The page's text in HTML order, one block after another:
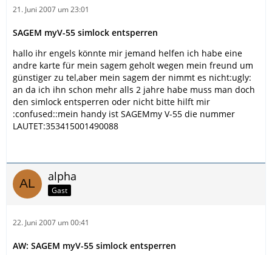
21. Juni 2007 um 23:01
SAGEM myV-55 simlock entsperren
hallo ihr engels könnte mir jemand helfen ich habe eine
andre karte für mein sagem geholt wegen mein freund um
günstiger zu tel,aber mein sagem der nimmt es nicht:ugly:
an da ich ihn schon mehr alls 2 jahre habe muss man doch
den simlock entsperren oder nicht bitte hilft mir
:confused::mein handy ist SAGEMmy V-55 die nummer
LAUTET:353415001490088
alpha
Gast
22. Juni 2007 um 00:41
AW: SAGEM myV-55 simlock entsperren